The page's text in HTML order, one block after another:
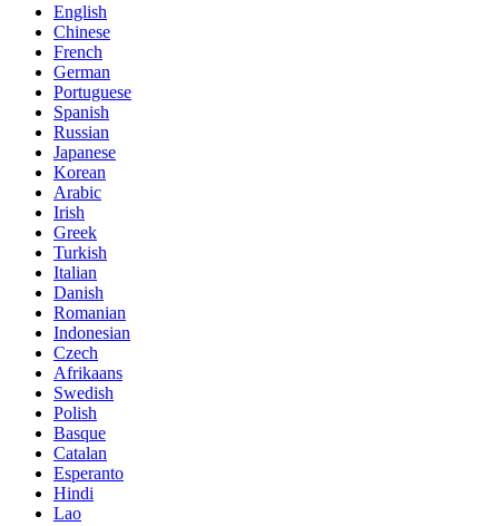
English
Chinese
French
German
Portuguese
Spanish
Russian
Japanese
Korean
Arabic
Irish
Greek
Turkish
Italian
Danish
Romanian
Indonesian
Czech
Afrikaans
Swedish
Polish
Basque
Catalan
Esperanto
Hindi
Lao